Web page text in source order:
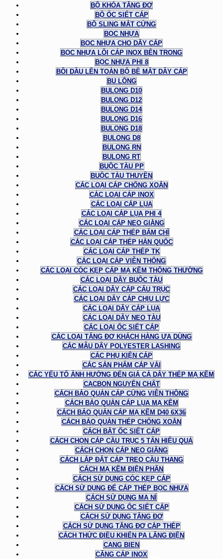
BỘ KHÓA TĂNG ĐƠ
BỘ ỐC SIẾT CÁP
BỘ SLING MẮT CỨNG
BỌC NHỰA
BỌC NHỰA CHO DÂY CÁP
BỌC NHỰA LÕI CÁP INOX BÊN TRONG
BỌC NHỰA PHI 8
BÔI DẦU LÊN TOÀN BỘ BỀ MẶT DÂY CÁP
BU LÔNG
BULONG D10
BULONG D12
BULONG D14
BULONG D16
BULONG D18
BULONG D8
BULONG RN
BULONG RT
BUỘC TÀU PP
BUỘC TÀU THUYỀN
CÁC LOẠI CÁP CHỐNG XOẮN
CÁC LOẠI CÁP INOX
CÁC LOẠI CÁP LỤA
CÁC LOẠI CÁP LỤA PHI 4
CÁC LOẠI CÁP NEO GIẰNG
CÁC LOẠI CÁP THÉP BẤM CHÌ
CÁC LOẠI CÁP THÉP HÀN QUỐC
CÁC LOẠI CÁP THÉP TK
CÁC LOẠI CÁP VIỄN THÔNG
CÁC LOẠI CÓC KẸP CÁP MẠ KẼM THÔNG THƯỜNG
CÁC LOẠI DÂY BUỘC TÀU
CÁC LOẠI DÂY CÁP CẨU TRỤC
CÁC LOẠI DÂY CÁP CHỊU LỰC
CÁC LOẠI DÂY CÁP LỤA
CÁC LOẠI DÂY NEO TÀU
CÁC LOẠI ỐC SIẾT CÁP
CÁC LOẠI TĂNG ĐƠ KHÁCH HÀNG ƯA DÙNG
CÁC MẪU DÂY POLYESTER LASHING
CÁC PHỤ KIỆN CÁP
CÁC SẢN PHẨM CÁP VẢI
CÁC YẾU TỐ ẢNH HƯỞNG ĐẾN GIÁ CẢ DÂY THÉP MẠ KẼM
CACBON NGUYÊN CHẤT
CÁCH BẢO QUẢN CÁP CỨNG VIỄN THÔNG
CÁCH BẢO QUẢN CÁP LỤA MẠ KẼM
CÁCH BẢO QUẢN CÁP MẠ KẼM D40 6X36
CÁCH BẢO QUẢN THÉP CHỐNG XOẮN
CÁCH BẮT ỐC SIẾT CÁP
CÁCH CHỌN CÁP CẦU TRỤC 5 TẤN HIỆU QUẢ
CÁCH CHỌN CÁP NEO GIẰNG
CÁCH LẮP ĐẶT CÁP TREO CẦU THANG
CÁCH MẠ KẼM ĐIỆN PHÂN
CÁCH SỬ DỤNG CÓC KẸP CÁP
CÁCH SỬ DỤNG ĐỂ CÁP THÉP BỌC NHỰA
CÁCH SỬ DỤNG MA NÍ
CÁCH SỬ DỤNG ỐC SIẾT CÁP
CÁCH SỬ DỤNG TĂNG ĐƠ
CÁCH SỬ DỤNG TĂNG ĐƠ CÁP THÉP
CÁCH THỨC ĐIỀU KHIỂN PA LĂNG ĐIỆN
CANG BIEN
CĂNG CÁP INOX